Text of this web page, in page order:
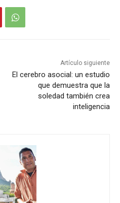
Artículo siguiente
El cerebro asocial: un estudio
que demuestra que la
soledad también crea
inteligencia